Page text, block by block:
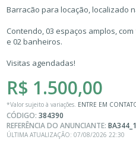
Barracão para locação, localizado
Contendo, 03 espaços amplos,
e 02 banheiros.
Visitas agendadas!
R$ 1.500,00
*Valor sujeito à variações. ENTRE EM
CÓDIGO:384390
REFERÊNCIA DO ANUNCIANTE:
ÚLTIMA ATUALIZAÇÃO: 07/08/2026 22:30